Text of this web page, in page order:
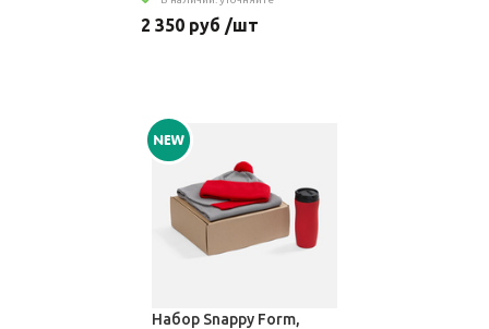
2 350 руб /шт
Набор Snappy Form,